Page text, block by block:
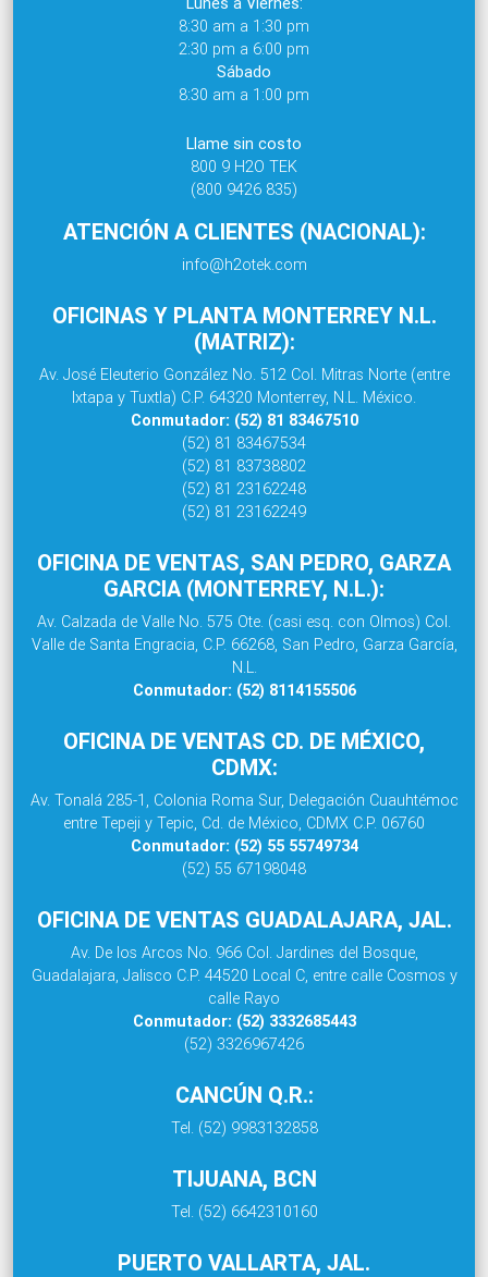
8:30 am a 1:30 pm
2:30 pm a 6:00 pm
Sábado
8:30 am a 1:00 pm
Llame sin costo
800 9 H2O TEK
(800 9426 835)
ATENCIÓN A CLIENTES (NACIONAL):
info@h2otek.com
OFICINAS Y PLANTA MONTERREY N.L.
(MATRIZ):
Av. José Eleuterio González No. 512 Col. Mitras Norte (entre
Ixtapa y Tuxtla) C.P. 64320 Monterrey, N.L. México.
Conmutador: (52) 81 83467510
(52) 81 83467534
(52) 81 83738802
(52) 81 23162248
(52) 81 23162249
OFICINA DE VENTAS, SAN PEDRO, GARZA
GARCIA (MONTERREY, N.L.):
Av. Calzada de Valle No. 575 Ote. (casi esq. con Olmos) Col.
Valle de Santa Engracia, C.P. 66268, San Pedro, Garza García,
N.L.
Conmutador: (52) 8114155506
OFICINA DE VENTAS CD. DE MÉXICO,
CDMX:
Av. Tonalá 285-1, Colonia Roma Sur, Delegación Cuauhtémoc
entre Tepeji y Tepic, Cd. de México, CDMX C.P. 06760
Conmutador: (52) 55 55749734
(52) 55 67198048
OFICINA DE VENTAS GUADALAJARA, JAL.
Av. De los Arcos No. 966 Col. Jardines del Bosque,
Guadalajara, Jalisco C.P. 44520 Local C, entre calle Cosmos y
calle Rayo
Conmutador: (52) 3332685443
(52) 3326967426
CANCÚN Q.R.:
Tel. (52) 9983132858
TIJUANA, BCN
Tel. (52) 6642310160
PUERTO VALLARTA, JAL.